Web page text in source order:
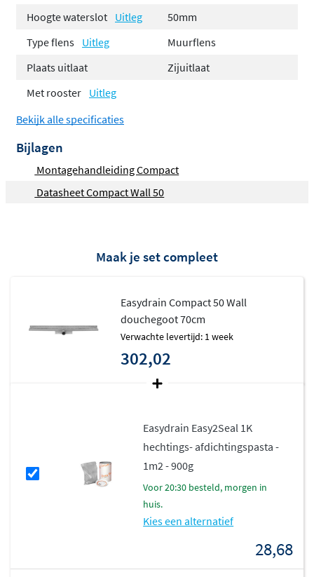
mm
Geleverd als complete set, inclusiefsleufrooster
Vloertype: Beton / Cement
Hoogte waterslot Uitleg
50mm
Type flens Uitleg
Muurflens
Plaats uitlaat
Zijuitlaat
Met rooster Uitleg
Bekijk alle specificaties
Bijlagen
Montagehandleiding Compact
Datasheet Compact Wall 50
Maak je set compleet
Easydrain Compact 50 Wall
douchegoot 70cm
Verwachte levertijd: 1 week
302,02
Easydrain Easy2Seal 1K
hechtings- afdichtingspasta -
1m2 - 900g
voor 20:30 besteld, morgen in
huis.
Kies een alternatief
28,68